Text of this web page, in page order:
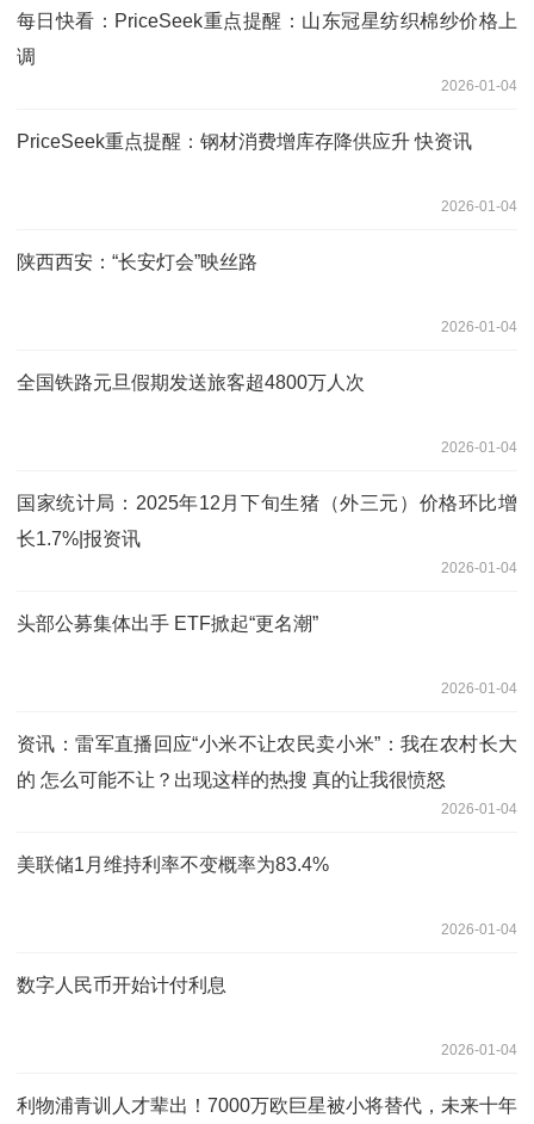
每日快看：PriceSeek重点提醒：山东冠星纺织棉纱价格上
调
2026-01-04
PriceSeek重点提醒：钢材消费增库存降供应升 快资讯
2026-01-04
陕西西安：“长安灯会”映丝路
2026-01-04
全国铁路元旦假期发送旅客超4800万人次
2026-01-04
国家统计局：2025年12月下旬生猪（外三元）价格环比增
长1.7%|报资讯
2026-01-04
头部公募集体出手 ETF掀起“更名潮”
2026-01-04
资讯：雷军直播回应“小米不让农民卖小米”：我在农村长大
的 怎么可能不让？出现这样的热搜 真的让我很愤怒
2026-01-04
美联储1月维持利率不变概率为83.4%
2026-01-04
数字人民币开始计付利息
2026-01-04
利物浦青训人才辈出！7000万欧巨星被小将替代，未来十年